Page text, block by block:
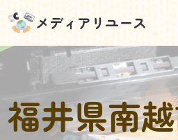
メディアリユース
福井県南